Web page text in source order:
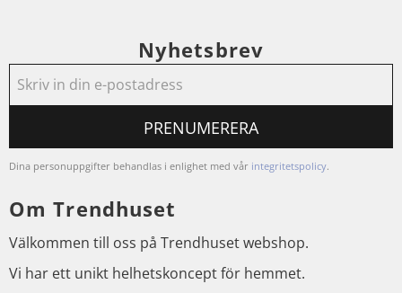
Nyhetsbrev
PRENUMERERA
Dina personuppgifter behandlas i enlighet med vår integritetspolicy.
Om Trendhuset
Välkommen till oss på Trendhuset webshop.
Vi har ett unikt helhetskoncept för hemmet.